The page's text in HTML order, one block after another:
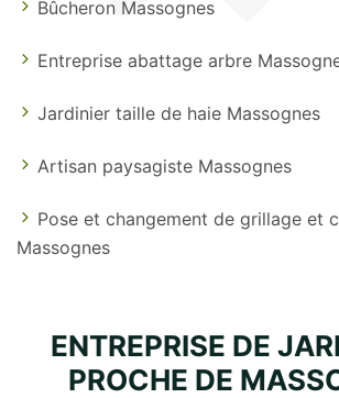
Bûcheron Massognes
Entreprise abattage arbre
Jardinier taille de haie Massognes
Artisan paysagiste Massognes
Pose et changement de grillage et
Massognes
ENTREPRISE DE
PROCHE DE